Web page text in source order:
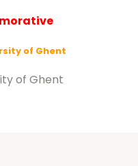
of Ghent
of Ghent